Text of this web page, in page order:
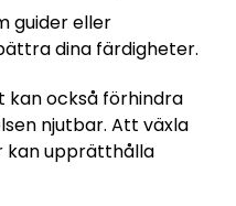
guider eller
dina färdigheter.
kan också förhindra
njutbar. Att växla
kan upprätthålla